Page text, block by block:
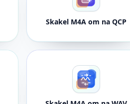
Skakel M4A om na QCP